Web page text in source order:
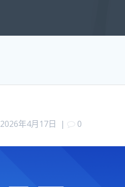
2026年4月17日 | 0